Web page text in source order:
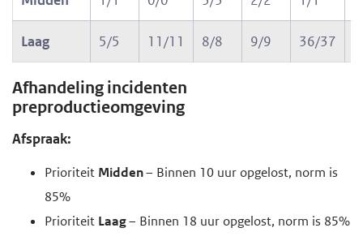
Laag 5/5 11/11 8/8 9/9 36/37
Afhandeling incidenten
preproductieomgeving
Afspraak:
Prioriteit Midden– Binnen 10 uur opgelost, norm is
85%
Prioriteit Laag– Binnen 18 uur opgelost, norm is 85%